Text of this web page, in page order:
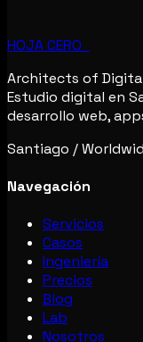
HOJA CERO_
Architects of
Estudio digital en
desarrollo web,
Santiago /
Navegación
Servicios
Casos
Ingeniería
Precios
Blog
Lab
Nosotros